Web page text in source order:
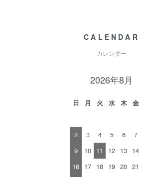
CALENDAR
カレンダー
2026年8月
日 月 火 水 木 金
2
3 4 5 6 7
9
10 11 12 13 14
16 17 18 19 20 21